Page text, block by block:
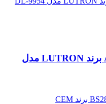
میلی کلمپ آمپرمتر جریان AC برند LUTRON مدل